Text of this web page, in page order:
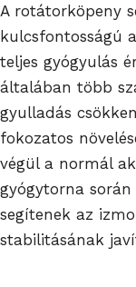
A rotátorköpeny
kulcsfontosságú
teljes gyógyulás
általában több
gyulladás
fokozatos
végül a normál
gyógytorna
segítenek az
stabilitásának